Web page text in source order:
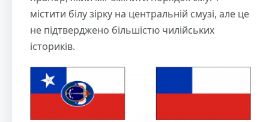
містити білу зірку на центральній смузі, але це
не підтверджено більшістю чилійських
істориків.